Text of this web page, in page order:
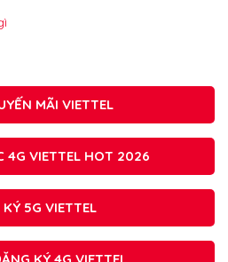
MÃI VIETTEL
4G VIETTEL HOT 2026
5G VIETTEL